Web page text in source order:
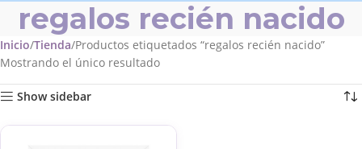
regalos recién nacido
Inicio Tienda Productos etiquetados “regalos recién nacido”
Mostrando el único resultado
Show sidebar